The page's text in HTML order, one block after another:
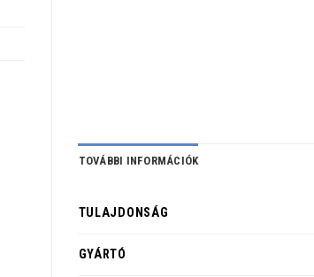
TOVÁBBI INFORMÁCIÓK
TULAJDONSÁG
GYÁRTÓ